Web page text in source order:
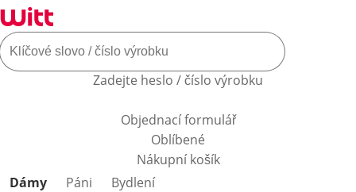
Zadejte heslo / číslo výrobku
Objednací formulář
Oblíbené
Nákupní košík
Přeskočit kategorie produktů
Dámy Páni
Bydlení